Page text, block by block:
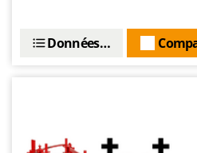
Données techniques